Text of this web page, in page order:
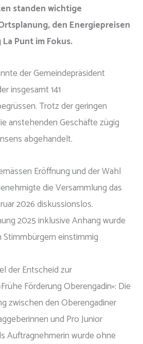
standen wichtige
den Energiepreisen
Punt im Fokus.
der Gemeindepräsident
insgesamt 141
Trotz der geringen
anstehenden Geschäfte zügig
abgehandelt.
Eröffnung und der Wahl
die Versammlung das
2026 diskussionslos.
2025 inklusive Anhang wurde
einstimmig
der Entscheid zur
Förderung Oberengadin»: Die
zwischen den Oberengadiner
und Pro Junior
Auftragnehmerin wurde ohne